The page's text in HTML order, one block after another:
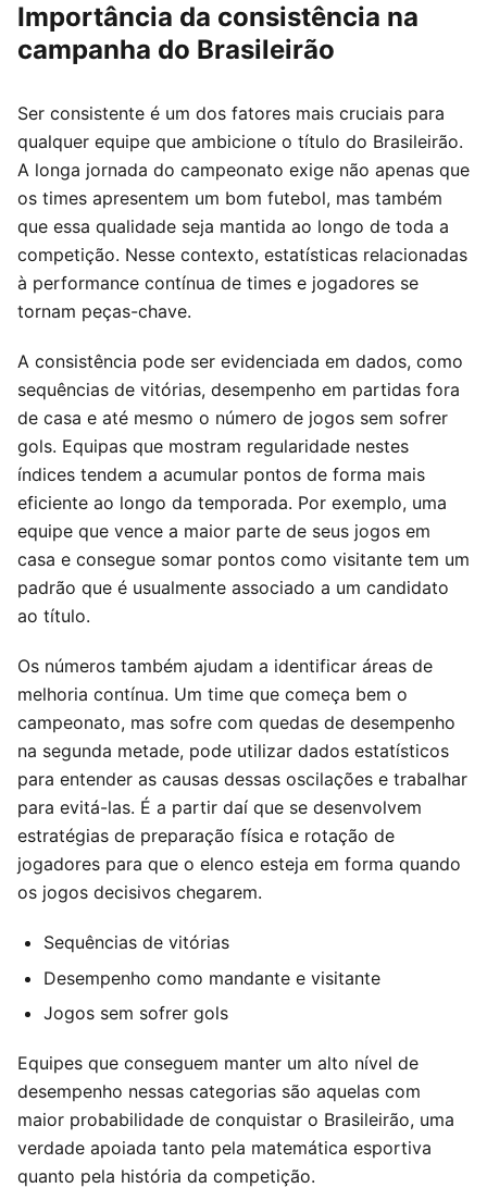
Importância da consistência na
campanha do Brasileirão
Ser consistente é um dos fatores mais cruciais para
qualquer equipe que ambicione o título do Brasileirão.
A longa jornada do campeonato exige não apenas que
os times apresentem um bom futebol, mas também
que essa qualidade seja mantida ao longo de toda a
competição. Nesse contexto, estatísticas relacionadas
à performance contínua de times e jogadores se
tornam peças-chave.
A consistência pode ser evidenciada em dados, como
sequências de vitórias, desempenho em partidas fora
de casa e até mesmo o número de jogos sem sofrer
gols. Equipas que mostram regularidade nestes
índices tendem a acumular pontos de forma mais
eficiente ao longo da temporada. Por exemplo, uma
equipe que vence a maior parte de seus jogos em
casa e consegue somar pontos como visitante tem um
padrão que é usualmente associado a um candidato
ao título.
Os números também ajudam a identificar áreas de
melhoria contínua. Um time que começa bem o
campeonato, mas sofre com quedas de desempenho
na segunda metade, pode utilizar dados estatísticos
para entender as causas dessas oscilações e trabalhar
para evitá-las. É a partir daí que se desenvolvem
estratégias de preparação física e rotação de
jogadores para que o elenco esteja em forma quando
os jogos decisivos chegarem.
Sequências de vitórias
Desempenho como mandante e visitante
Jogos sem sofrer gols
Equipes que conseguem manter um alto nível de
desempenho nessas categorias são aquelas com
maior probabilidade de conquistar o Brasileirão, uma
verdade apoiada tanto pela matemática esportiva
quanto pela história da competição.